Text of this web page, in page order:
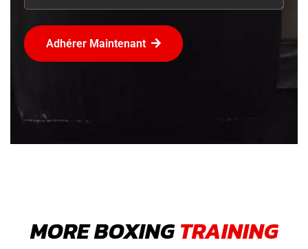
Adhérer Maintenant
MORE BOXINGTRAINING